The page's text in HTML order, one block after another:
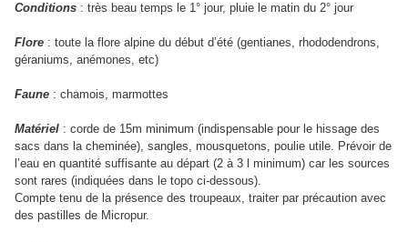
Conditions : très beau temps le 1° jour, pluie le matin du 2° jour
Flore : toute la flore alpine du début d’été (gentianes, rhododendrons,
géraniums, anémones, etc)
Faune : chamois, marmottes
Matériel : corde de 15m minimum (indispensable pour le hissage des
sacs dans la cheminée), sangles, mousquetons, poulie utile. Prévoir de
l’eau en quantité suffisante au départ (2 à 3 l minimum) car les sources
sont rares (indiquées dans le topo ci-dessous).
Compte tenu de la présence des troupeaux, traiter par précaution avec
des pastilles de Micropur.